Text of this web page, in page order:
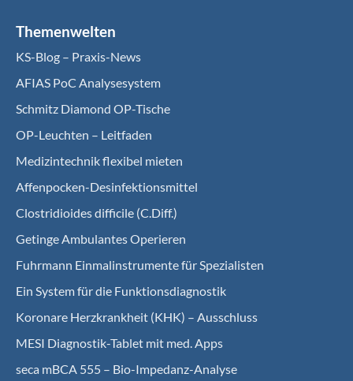
Themenwelten
KS-Blog – Praxis-News
AFIAS PoC Analysesystem
Schmitz Diamond OP-Tische
OP-Leuchten – Leitfaden
Medizintechnik flexibel mieten
Affenpocken-Desinfektionsmittel
Clostridioides difficile (C.Diff.)
Getinge Ambulantes Operieren
Fuhrmann Einmalinstrumente für Spezialisten
Ein System für die Funktionsdiagnostik
Koro­nare Herz­krank­heit (KHK) – Ausschluss
MESI Diagnostik-Tablet mit med. Apps
seca mBCA 555 – Bio-Impedanz-Analyse